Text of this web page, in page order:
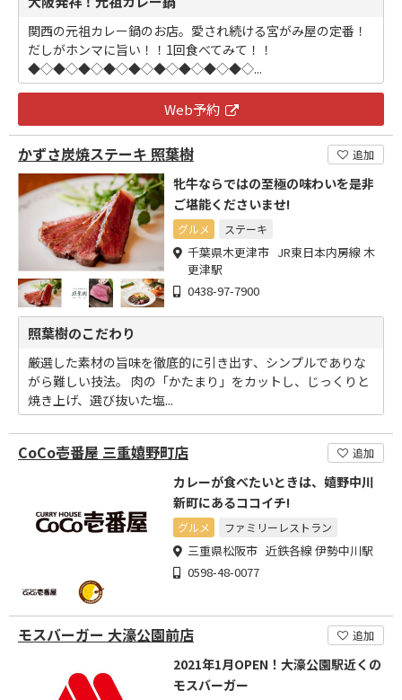
関西の元祖カレー鍋のお店。愛され続ける宮がみ屋の定番！
だしがホンマに旨い！！1回食べてみて！！
◆◇◆◇◆◇◆◇◆◇◆◇◆◇◆◇◆◇...
Web予約
かずさ炭焼ステーキ 照葉樹 追加
牝牛ならではの至極の味わいを是非
ご堪能くださいませ!
グルメ ステーキ
千葉県木更津市 JR東日本内房線 木
更津駅
0438-97-7900
照葉樹のこだわり
厳選した素材の旨味を徹底的に引き出す、シンプルでありな
がら難しい技法。 肉の「かたまり」をカットし、じっくりと
焼き上げ、選び抜いた塩...
CoCo壱番屋 三重嬉野町店 追加
カレーが食べたいときは、嬉野中川
新町にあるココイチ!
グルメ ファミリーレストラン
三重県松阪市 近鉄各線 伊勢中川駅
0598-48-0077
モスバーガー 大濠公園前店 追加
2021年1月OPEN！大濠公園駅近くの
モスバーガー